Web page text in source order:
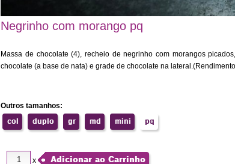
Negrinho com morango pq
Massa de chocolate (4), recheio de negrinho com morangos
chocolate (a base de nata) e grade de chocolate na
Outros tamanhos:
col
duplo gr md mini pq
x Adicionar ao Carrinho